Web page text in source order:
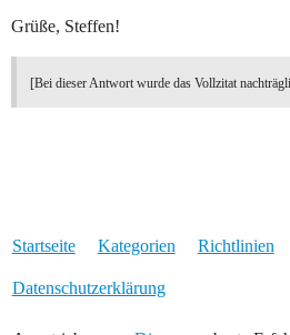
Grüße, Steffen!
[Bei dieser Antwort wurde das Vollzitat
Startseite Kategorien Richtlinien
Datenschutzerklärung